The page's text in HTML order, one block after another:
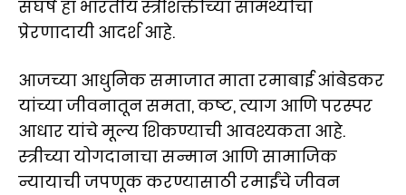
संघर्ष हा भारतीय स्त्रीशक्तीच्या सामर्थ्याचा
प्रेरणादायी आदर्श आहे.
आजच्या आधुनिक समाजात माता रमाबाई आंबेडकर
यांच्या जीवनातून समता, कष्ट, त्याग आणि परस्पर
आधार यांचे मूल्य शिकण्याची आवश्यकता आहे.
स्त्रीच्या योगदानाचा सन्मान आणि सामाजिक
न्यायाची जपणूक करण्यासाठी रमाईंचे जीवन